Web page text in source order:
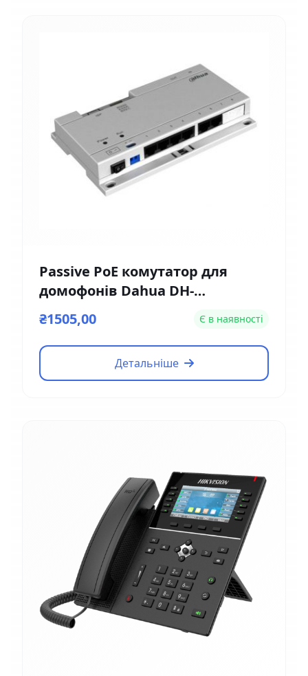
Passive PoE комутатор для
домофонів Dahua DH-
VTNS1060A
₴1505,00 Є в наявності
Детальніше